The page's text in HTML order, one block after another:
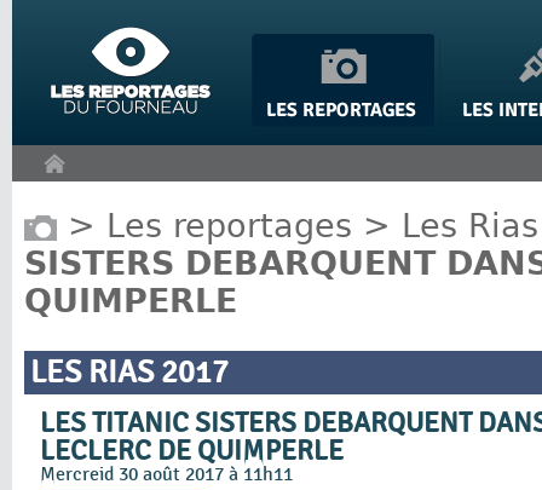
> Les reportages > Les Rias
SISTERS DEBARQUENT
QUIMPERLE
LES RIAS 2017
LES TITANIC SISTERS DEBARQUENT
LECLERC DE QUIMPERLE
Mercreid 30 août 2017 à 11h11